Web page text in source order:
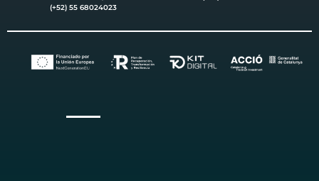
(+52) 55 68024023